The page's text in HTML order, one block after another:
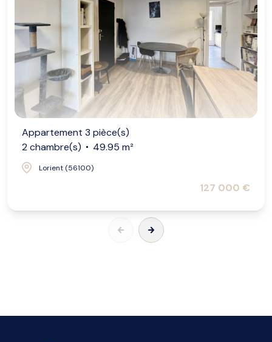
Appartement 3 pièce(s)
2 chambre(s)
49.95 m²
Lorient (56100)
127 000 €